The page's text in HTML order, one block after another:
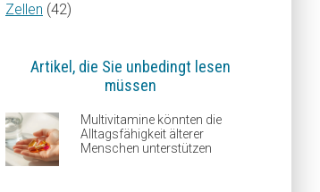
Zellen (42)
Artikel, die Sie unbedingt lesen
müssen
Multivitamine könnten die
Alltagsfähigkeit älterer
Menschen unterstützen